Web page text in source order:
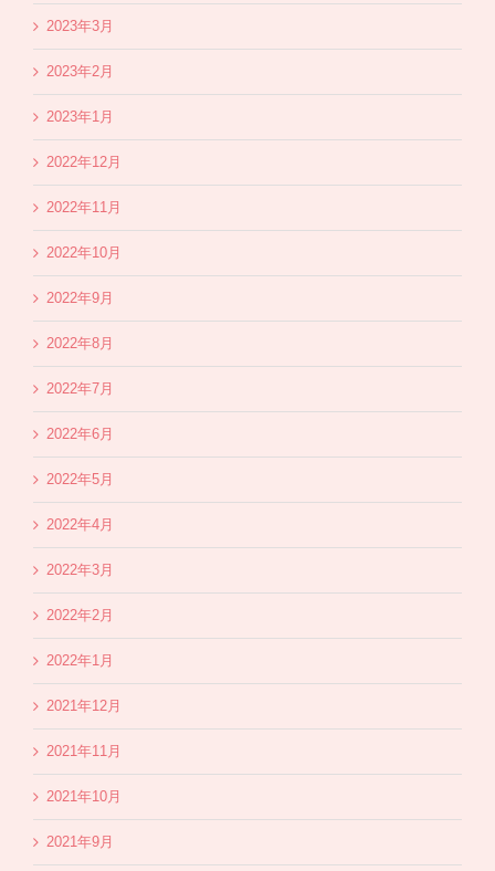
2023年3月
2023年2月
2023年1月
2022年12月
2022年11月
2022年10月
2022年9月
2022年8月
2022年7月
2022年6月
2022年5月
2022年4月
2022年3月
2022年2月
2022年1月
2021年12月
2021年11月
2021年10月
2021年9月